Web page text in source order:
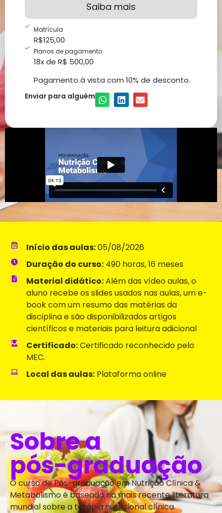
Saiba mais
Matrícula
R$125,00
Planos de pagamento
18x de R$ 500,00
Pagamento à vista com 10% de desconto.
Enviar para alguém
Início das aulas:05/08/2026
Duração do curso:490 horas, 16 meses
Material didático:Além das vídeo aulas, o
aluno recebe os slides usados nas aulas, um e-
book com um resumo das matérias da
disciplina e são disponibilizados artigos
científicos e materiais para leitura adicional
Certificado:Certificado reconhecido pelo
MEC.
Local das aulas:Plataforma online
Sobre a
pós-graduação
O curso de Pós-graduação em Nutrição Clínica &
Metabolismo é baseado na mais recente literatura
mundial sobre a terapia nutricional clínica.